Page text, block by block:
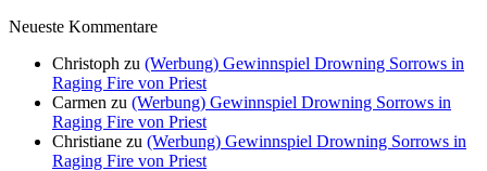
Neueste Kommentare
Christoph zu (Werbung) Gewinnspiel Drowning Sorrows in
Raging Fire von Priest
Carmen zu (Werbung) Gewinnspiel Drowning Sorrows in
Raging Fire von Priest
Christiane zu (Werbung) Gewinnspiel Drowning Sorrows in
Raging Fire von Priest